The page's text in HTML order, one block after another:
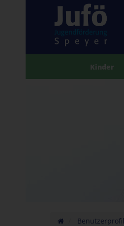
Kinder
Benutzerprofil